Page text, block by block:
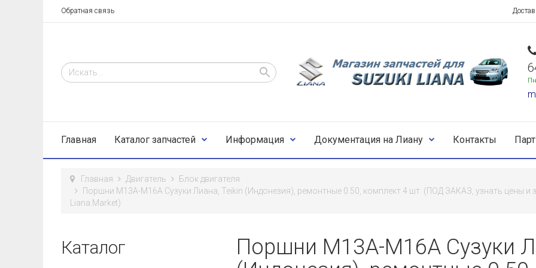
Обратная связь
Главная Каталог запчастей Информация Документация на Лиану Контакты
Главная Двигатель
Блок двигателя
Поршни M13A-M16A Сузуки Лиана, Teikin (Индонезия), ремонтные 0.50, комплект 4 шт. (ПОД ЗАКАЗ, узнать цены и
Liana.Market)
Поршни M13A-M16A Сузуки
Каталог